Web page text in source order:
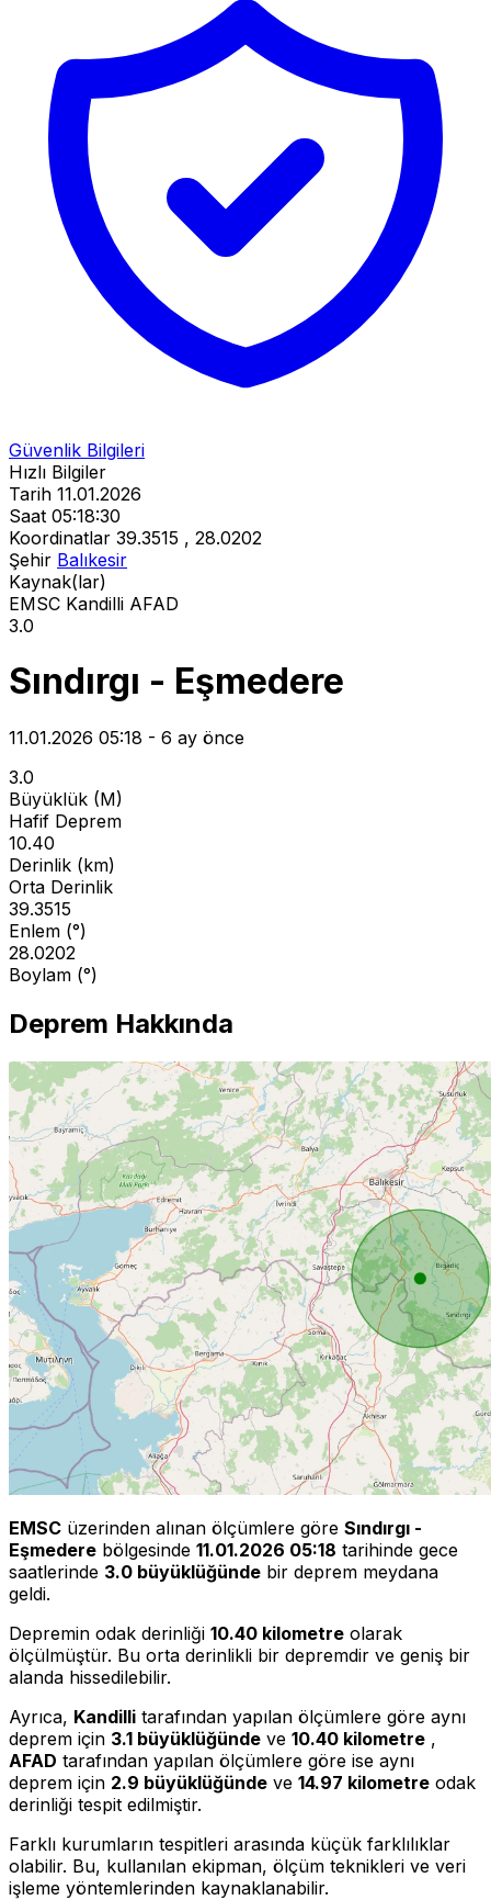
Güvenlik Bilgileri
Hızlı Bilgiler
Tarih 11.01.2026
Saat 05:18:30
Koordinatlar 39.3515 , 28.0202
Şehir Balıkesir
Kaynak(lar)
EMSC Kandilli AFAD
3.0
Sındırgı - Eşmedere
11.01.2026 05:18 - 6 ay önce
3.0
Büyüklük (M)
Hafif Deprem
10.40
Derinlik (km)
Orta Derinlik
39.3515
Enlem (°)
28.0202
Boylam (°)
Deprem Hakkında
EMSC üzerinden alınan ölçümlere göre Sındırgı -
Eşmedere bölgesinde 11.01.2026 05:18 tarihinde gece
saatlerinde 3.0 büyüklüğünde bir deprem meydana
geldi.
Depremin odak derinliği 10.40 kilometre olarak
ölçülmüştür. Bu orta derinlikli bir depremdir ve geniş bir
alanda hissedilebilir.
Ayrıca, Kandilli tarafından yapılan ölçümlere göre aynı
deprem için 3.1 büyüklüğünde ve 10.40 kilometre ,
AFAD tarafından yapılan ölçümlere göre ise aynı
deprem için 2.9 büyüklüğünde ve 14.97 kilometre odak
derinliği tespit edilmiştir.
Farklı kurumların tespitleri arasında küçük farklılıklar
olabilir. Bu, kullanılan ekipman, ölçüm teknikleri ve veri
işleme yöntemlerinden kaynaklanabilir.